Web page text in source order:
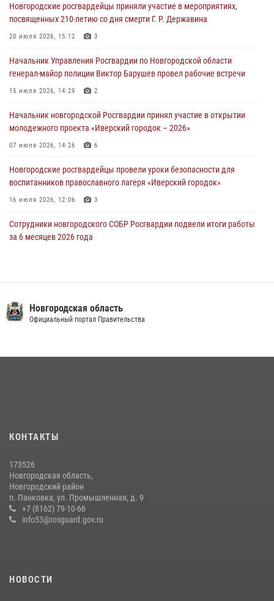
30 июля 2026, 14:36 1
Новгородские росгвардейцы рассказали о службе детям из летнего
30 июля 2026, 08:40 5
Новгородские росгвардейцы задержали мужчину
Телесюжет в программе "Новгородское областное телевидение.
Новости часа." от 29 июля 2026 года. Новгородские призывники
29 июля 2026, 12:54 1
Новгородские росгвардейцы приняли участие в мероприятиях,
посвященных 210-летию со дня смерти Г. Р. Державина
20 июля 2026, 15:12 3
Начальник Управления Росгвардии по Новгородской области
генерал-майор полиции Виктор Барушев провел рабочие встречи
15 июля 2026, 14:29 2
Начальник новгородской Росгвардии принял участие в открытии
молодежного проекта «Иверский городок – 2026»
07 июля 2026, 14:26 6
Новгородские росгвардейцы провели уроки безопасности для
воспитанников православного лагеря «Иверский городок»
16 июля 2026, 12:06 3
Сотрудники новгородского СОБР Росгвардии подвели итоги работы
за 6 месяцев 2026 года
08 июля 2026, 13:48 3
медицине
подвел итоги служебной деятельности сотрудников
вневедомственной охраны за первое полугодие 2026 года
22 июля 2026, 12:33 6
Новгородская область
Официальный портал Правительства
КОНТАКТЫ
173526
Новгородская область,
Новгородский район
п. Панковка, ул. Промышленная, д. 9
+7 (8162) 79-10-66
info53@rosguard.gov.ru
НОВОСТИ